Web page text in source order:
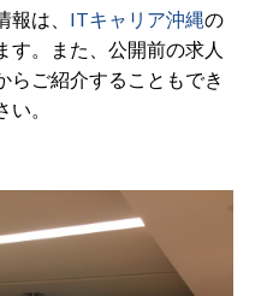
は、 ITキャリア沖縄の
す。また、公開前の求人
らご紹介することもでき
。